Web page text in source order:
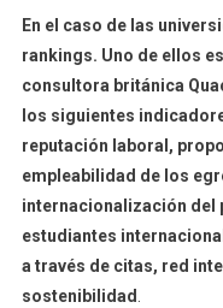
En el caso de las
rankings. Uno de ellos
consultora británica
los siguientes
reputación laboral,
empleabilidad de los
internacionalización del
estudiantes
a través de citas, red
sostenibilidad.